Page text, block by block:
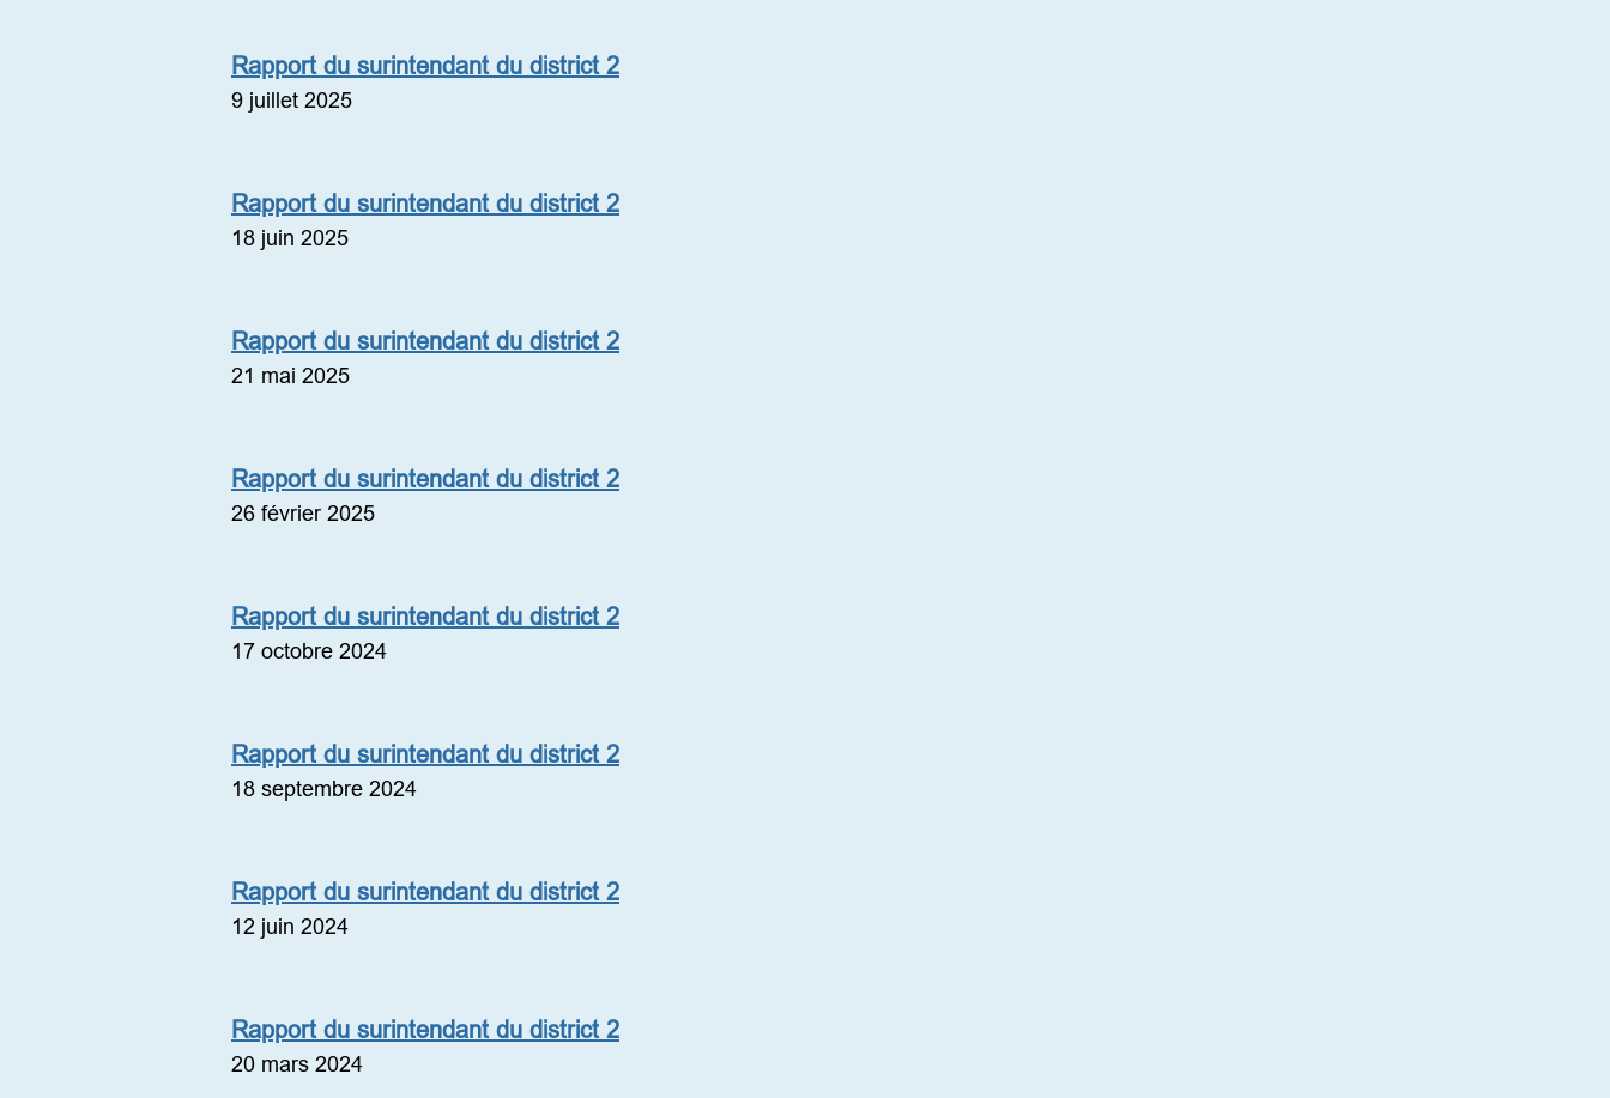
Rapport du surintendant du district 2
9 juillet 2025
Rapport du surintendant du district 2
18 juin 2025
Rapport du surintendant du district 2
21 mai 2025
Rapport du surintendant du district 2
26 février 2025
Rapport du surintendant du district 2
17 octobre 2024
Rapport du surintendant du district 2
18 septembre 2024
Rapport du surintendant du district 2
12 juin 2024
Rapport du surintendant du district 2
20 mars 2024